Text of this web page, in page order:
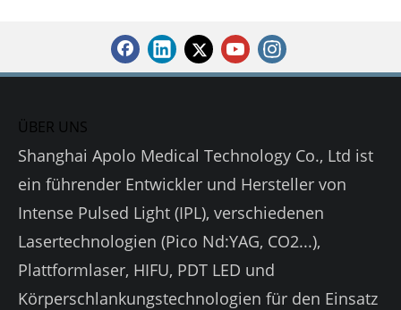
ÜBER UNS
Shanghai Apolo Medical Technology Co., Ltd ist
ein führender Entwickler und Hersteller von
Intense Pulsed Light (IPL), verschiedenen
Lasertechnologien (Pico Nd:YAG, CO2...),
Plattformlaser, HIFU, PDT LED und
Körperschlankungstechnologien für den Einsatz